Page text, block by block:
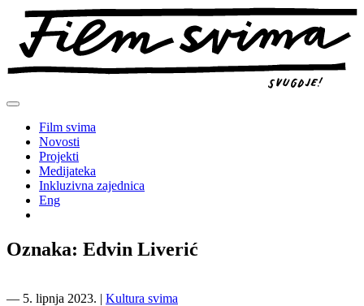
Preskoči
sadržaj
Film svima
Novosti
Projekti
Medijateka
Inkluzivna zajednica
Eng
Oznaka: Edvin Liverić
― 5. lipnja 2023. | Kultura svima